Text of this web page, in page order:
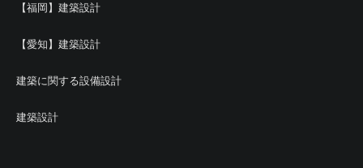
【福岡】建築設計
【愛知】建築設計
建築に関する設備設計
建築設計